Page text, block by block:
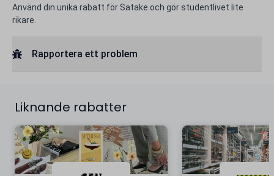
Använd din unika rabatt för Satake och gör studentlivet lite
rikare.
Rapportera ett problem
Liknande rabatter